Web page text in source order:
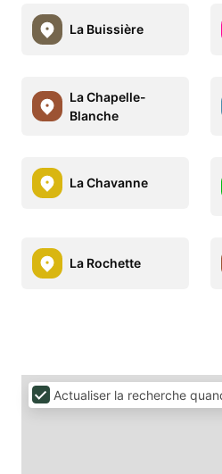
La Buissière
La Chapelle-
Blanche
La Chavanne
La Rochette
Actualiser la recherche